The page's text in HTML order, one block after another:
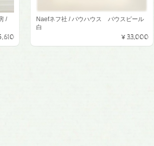
/
Naefネフ社 / バウハウス バウスピール
白
¥33,000